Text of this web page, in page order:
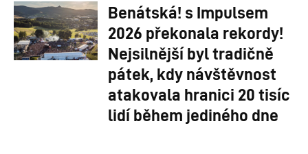
Benátská! s Impulsem
2026 překonala rekordy!
Nejsilnější byl tradičně
pátek, kdy návštěvnost
atakovala hranici 20 tisíc
lidí během jediného dne